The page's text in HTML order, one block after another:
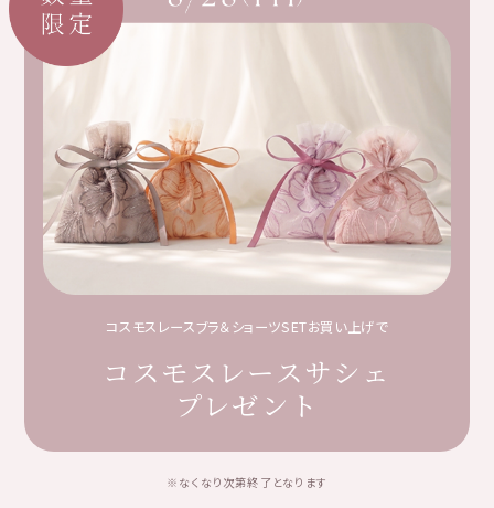
コスモスレースブラ＆ショーツSETお買い上げで
コスモスレースサシェ
プレゼント
※なくなり次第終了となります